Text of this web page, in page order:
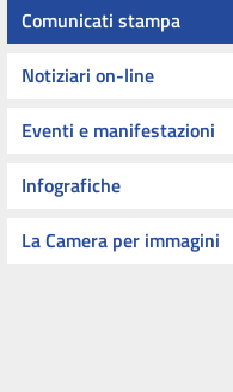
Comunicati stampa
Notiziari on-line
Eventi e manifestazioni
Infografiche
La Camera per immagini